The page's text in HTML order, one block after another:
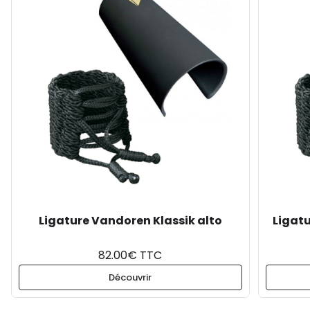
Ligature Vandoren Klassik alto
82.00€ TTC
Découvrir